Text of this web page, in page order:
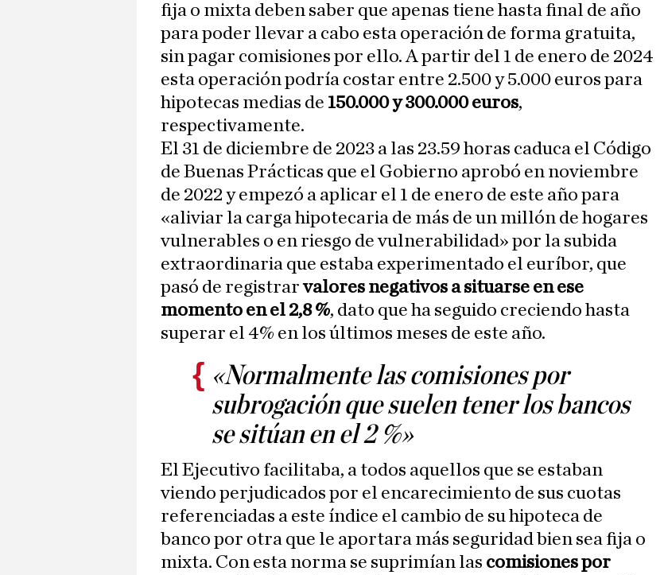
fija o mixta deben saber que apenas tiene hasta final de año
para poder llevar a cabo esta operación de forma gratuita,
sin pagar comisiones por ello. A partir del 1 de enero de 2024
esta operación podría costar entre 2.500 y 5.000 euros para
hipotecas medias de 150.000 y 300.000 euros,
respectivamente.
El 31 de diciembre de 2023 a las 23.59 horas caduca el Código
de Buenas Prácticas que el Gobierno aprobó en noviembre
de 2022 y empezó a aplicar el 1 de enero de este año para
«aliviar la carga hipotecaria de más de un millón de hogares
vulnerables o en riesgo de vulnerabilidad» por la subida
extraordinaria que estaba experimentado el euríbor, que
pasó de registrarvalores negativos a situarse en ese
momento en el 2,8 %, dato que ha seguido creciendo hasta
superar el 4% en los últimos meses de este año.
«Normalmente las comisiones por
subrogación que suelen tener los bancos
se sitúan en el 2 %»
El Ejecutivo facilitaba, a todos aquellos que se estaban
viendo perjudicados por el encarecimiento de sus cuotas
referenciadas a este índice el cambio de su hipoteca de
banco por otra que le aportara más seguridad bien sea fija o
mixta. Con esta norma se suprimían las comisiones por